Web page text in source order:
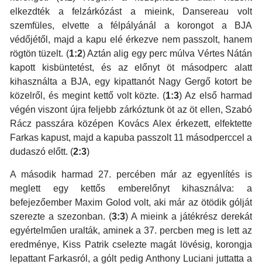
elkezdték a felzárkózást a mieink, Dansereau volt
szemfüles, elvette a félpályánál a korongot a BJA
védőjétől, majd a kapu elé érkezve nem passzolt, hanem
rögtön tüzelt. (1:2) Aztán alig egy perc múlva Vértes Nátán
kapott kisbüntetést, és az előnyt öt másodperc alatt
kihasználta a BJA, egy kipattanót Nagy Gergő kotort be
közelről, és megint kettő volt közte. (1:3) Az első harmad
végén viszont újra feljebb zárkóztunk öt az öt ellen, Szabó
Rácz passzára középen Kovács Alex érkezett, elfektette
Farkas kapust, majd a kapuba passzolt 11 másodperccel a
dudaszó előtt. (2:3)
A második harmad 27. percében már az egyenlítés is
meglett egy kettős emberelőnyt kihasználva: a
befejezőember Maxim Golod volt, aki már az ötödik gólját
szerezte a szezonban. (3:3) A mieink a játékrész derekát
egyértelműen uralták, aminek a 37. percben meg is lett az
eredménye, Kiss Patrik cselezte magát lövésig, korongja
lepattant Farkasról, a gólt pedig Anthony Luciani juttatta a